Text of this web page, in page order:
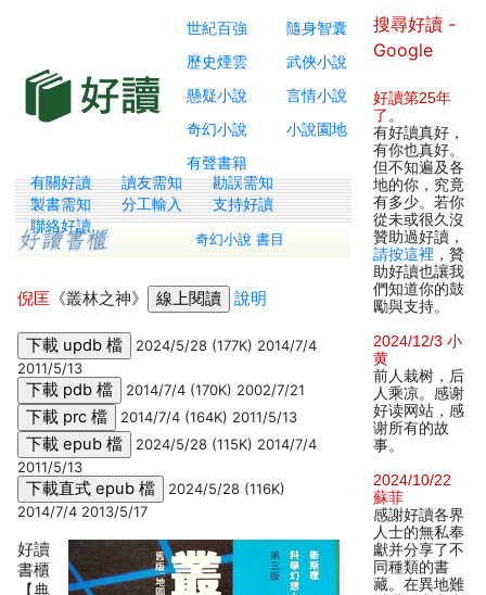
世紀百強
隨身智囊
歷史煙雲
武俠小說
懸疑小說
言情小說
奇幻小說
小說園地
有聲書籍
有關好讀 讀友需知
勘誤需知
製書需知
分工輸入
支持好讀
聯絡好讀
奇幻小說 書目
倪匡 《叢林之神》 說明
2024/5/28 (177K) 2014/7/4
2011/5/13
2014/7/4 (170K) 2002/7/21
2014/7/4 (164K) 2011/5/13
2024/5/28 (115K) 2014/7/4
2011/5/13
2024/5/28 (116K)
2014/7/4 2013/5/17
好讀
書櫃
【典
搜尋好讀 -
Google
好讀第25年
了 。
有好讀真好，
有你也真好。
但不知遍及各
地的你，究竟
有多少。若你
從未或很久沒
贊助過好讀，
請按這裡 ，贊
助好讀也讓我
們知道你的鼓
勵與支持。
2024/12/3 小
黄
前人栽树，后
人乘凉。感谢
好读网站，感
谢所有的故
事。
2024/10/22
蘇菲
感謝好讀各界
人士的無私奉
獻并分享了不
同種類的書
藏。在異地難